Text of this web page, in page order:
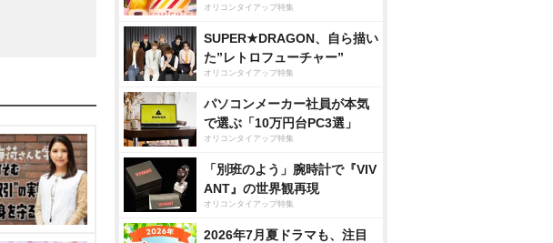
オリコンタイアップ特集
SUPER★DRAGON、自ら描い
た”レトロフューチャー”
オリコンタイアップ特集
パソコンメーカー社員が本気
で選ぶ「10万円台PC3選」
オリコンタイアップ特集
「別班のよう」腕時計で『VIV
ANT』の世界観再現
オリコンタイアップ特集
2026年7月夏ドラマも、注目